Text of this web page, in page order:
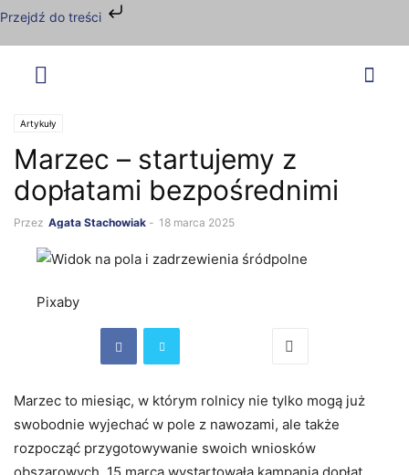
Przejdź do treści
Artykuły
Marzec – startujemy z
dopłatami bezpośrednimi
Przez Agata Stachowiak - 18 marca 2025
Pixaby
Marzec to miesiąc, w którym rolnicy nie tylko mogą już
swobodnie wyjechać w pole z nawozami, ale także
rozpocząć przygotowywanie swoich wniosków